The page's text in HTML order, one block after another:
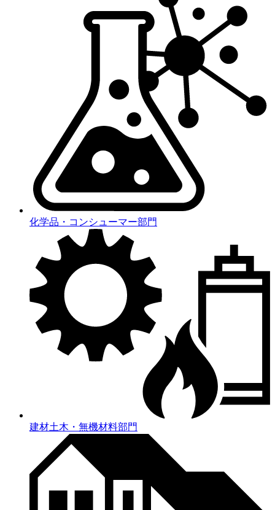
化学品・コンシューマー部門
建材土木・無機材料部門